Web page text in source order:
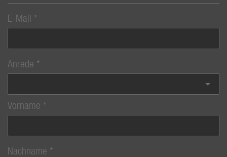
E-Mail
Anrede
Vorname
Nachname